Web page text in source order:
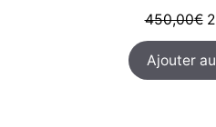
450,00€
Ajouter